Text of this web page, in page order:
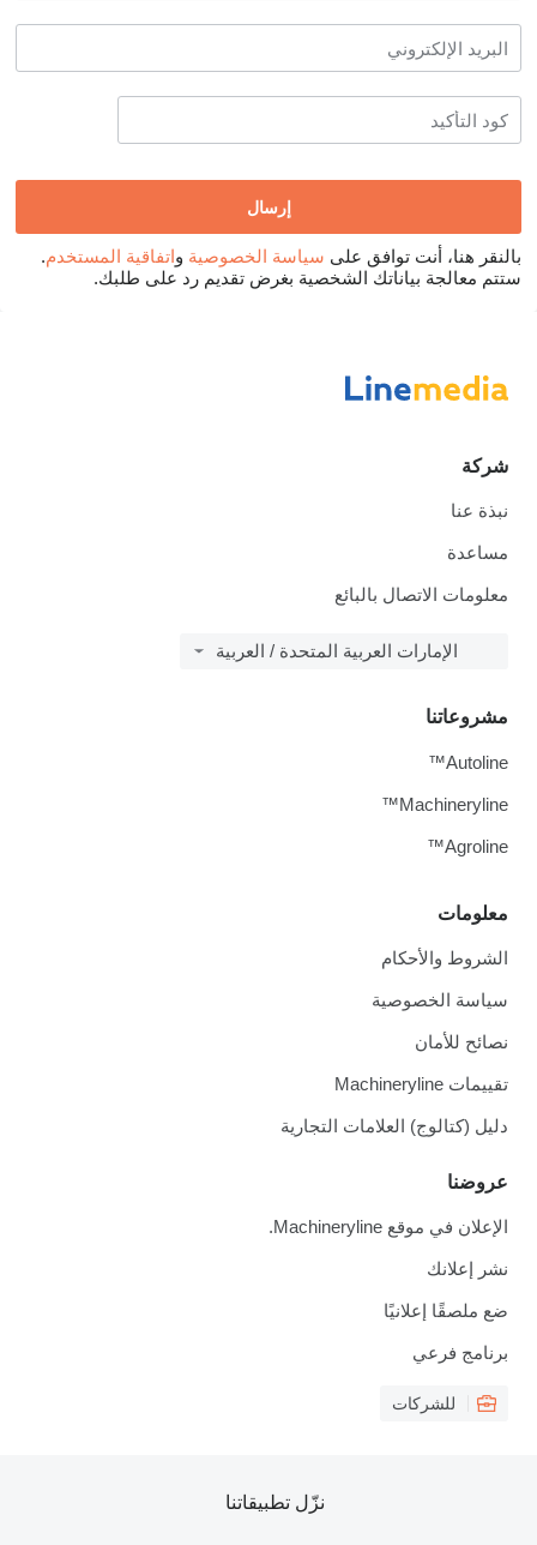
بالنقر هنا، أنت توافق على سياسة الخصوصية واتفاقية المستخدم.
ستتم معالجة بياناتك الشخصية بغرض تقديم رد على طلبك.
شركة
نبذة عنا
مساعدة
معلومات الاتصال بالبائع
الإمارات العربية المتحدة / العربية
معلومات
الشروط والأحكام
سياسة الخصوصية
نصائح للأمان
تقييمات Machineryline
دليل (كتالوج) العلامات التجارية
عروضنا
الإعلان في موقع Machineryline.
نشر إعلانك
ضع ملصقًا إعلانيًا
برنامج فرعي
للشركات
مشروعاتنا
Autoline™
Machineryline™
Agroline™
نزّل تطبيقاتنا